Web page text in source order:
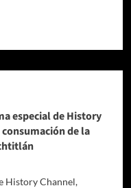
especial de History
de la
History Channel,